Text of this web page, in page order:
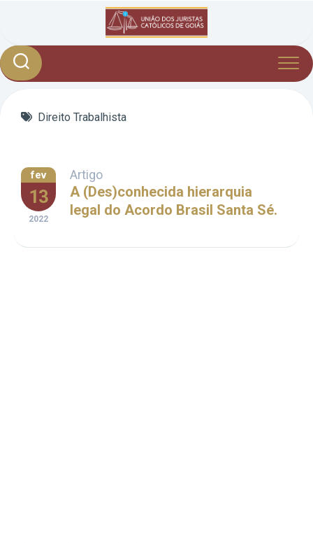
Direito Trabalhista
fev
13
2022
Artigo
A (Des)conhecida hierarquia
legal do Acordo Brasil Santa Sé.